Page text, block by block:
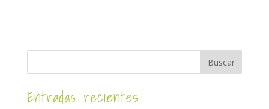
Entradas recientes